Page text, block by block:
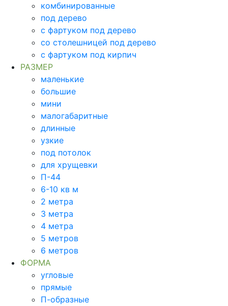
комбинированные
под дерево
с фартуком под дерево
со столешницей под дерево
с фартуком под кирпич
РАЗМЕР
маленькие
большие
мини
малогабаритные
длинные
узкие
под потолок
для хрущевки
П-44
6-10 кв м
2 метра
3 метра
4 метра
5 метров
6 метров
ФОРМА
угловые
прямые
П-образные